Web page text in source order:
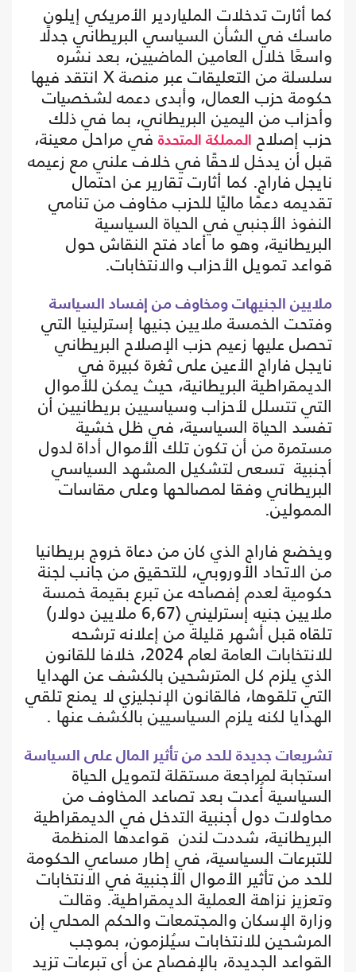
كما أثارت تدخلات الملياردير الأمريكي إيلون
ماسك في الشأن السياسي البريطاني جدلًا
واسعًا خلال العامين الماضيين، بعد نشره
سلسلة من التعليقات عبر منصة X انتقد فيها
حكومة حزب العمال، وأبدى دعمه لشخصيات
وأحزاب من اليمين البريطاني، بما في ذلك
حزب إصلاح المملكة المتحدة في مراحل معينة،
قبل أن يدخل لاحقًا في خلاف علني مع زعيمه
نايجل فاراج. كما أثارت تقارير عن احتمال
تقديمه دعمًا ماليًا للحزب مخاوف من تنامي
النفوذ الأجنبي في الحياة السياسية
البريطانية، وهو ما أعاد فتح النقاش حول
قواعد تمويل الأحزاب والانتخابات.
ملايين الجنيهات ومخاوف من إفساد السياسة
وفتحت الخمسة ملايين جنيها إسترلينيا التي
تحصل عليها زعيم حزب الإصلاح البريطاني
نايجل فاراج الأعين على ثغرة كبيرة في
الديمقراطية البريطانية، حيث يمكن للأموال
التي تتسلل لأحزاب وسياسيين بريطانيين أن
تفسد الحياة السياسية، في ظل خشية
مستمرة من أن تكون تلك الأموال أداة لدول
أجنبية تسعى لتشكيل المشهد السياسي
البريطاني وفقا لمصالحها وعلى مقاسات
الممولين.
ويخضع فاراج الذي كان من دعاة خروج بريطانيا
من الاتحاد الأوروبي، للتحقيق من جانب لجنة
حكومية لعدم إفصاحه عن تبرع بقيمة خمسة
ملايين جنيه إسترليني (6,67 ملايين دولار)
تلقاه قبل أشهر قليلة من إعلانه ترشحه
للانتخابات العامة لعام 2024، خلافا للقانون
الذي يلزم كل المترشحين بالكشف عن الهدايا
التي تلقوها، فالقانون الإنجليزي لا يمنع تلقي
الهدايا لكنه يلزم السياسيين بالكشف عنها .
تشريعات جديدة للحد من تأثير المال على السياسة
استجابة لمراجعة مستقلة لتمويل الحياة
السياسية أُعدت بعد تصاعد المخاوف من
محاولات دول أجنبية التدخل في الديمقراطية
البريطانية، شددت لندن قواعدها المنظمة
للتبرعات السياسية، في إطار مساعي الحكومة
للحد من تأثير الأموال الأجنبية في الانتخابات
وتعزيز نزاهة العملية الديمقراطية. وقالت
وزارة الإسكان والمجتمعات والحكم المحلي إن
المرشحين للانتخابات سيُلزمون، بموجب
القواعد الجديدة، بالإفصاح عن أي تبرعات تزيد